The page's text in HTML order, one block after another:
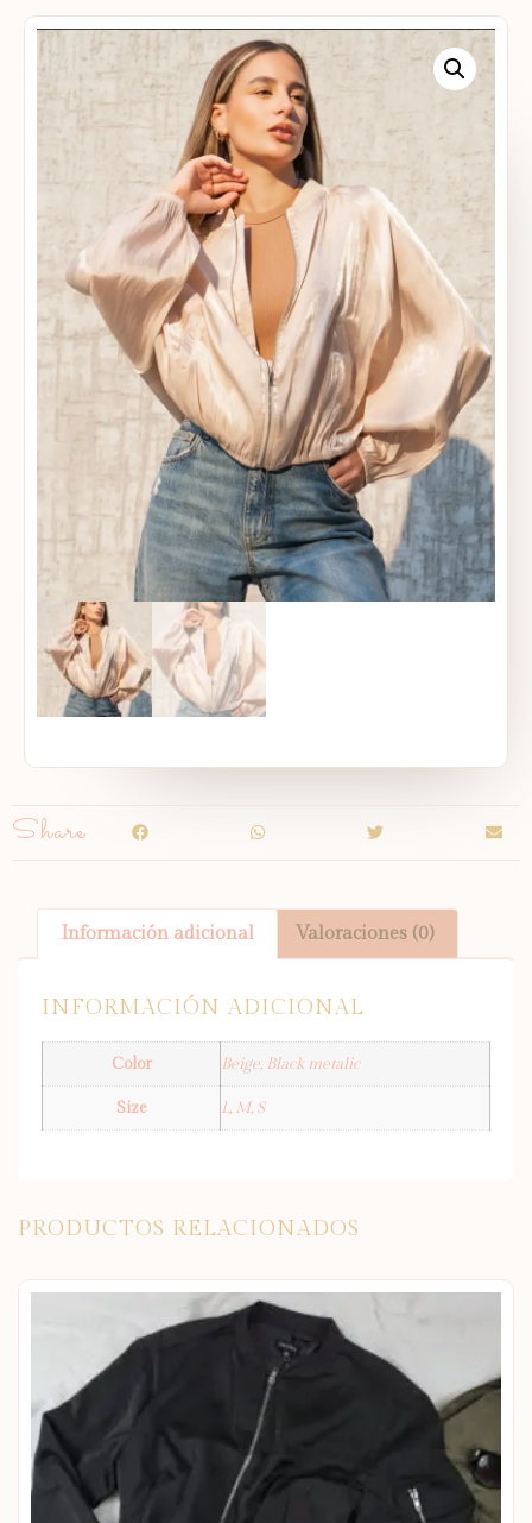
Share
Información adicional Valoraciones (0)
INFORMACIÓN ADICIONAL
Color Beige, Black metalic
Size L, M, S
PRODUCTOS RELACIONADOS